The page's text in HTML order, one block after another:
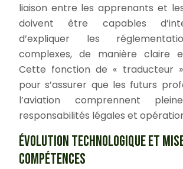
liaison entre les apprenants et
doivent être capables
d’expliquer les
complexes, de manière claire
Cette fonction de « traducteur
pour s’assurer que les futurs
l’aviation comprennent
responsabilités légales et
ÉVOLUTION TECHNOLOGIQUE ET
COMPÉTENCES